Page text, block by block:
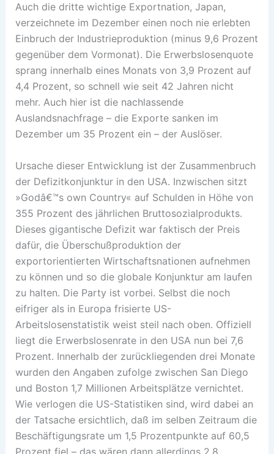
Auch die dritte wichtige Exportnation, Japan,
verzeichnete im Dezember einen noch nie erlebten
Einbruch der Industrieproduktion (minus 9,6 Prozent
gegenüber dem Vormonat). Die Erwerbslosenquote
sprang innerhalb eines Monats von 3,9 Prozent auf
4,4 Prozent, so schnell wie seit 42 Jahren nicht
mehr. Auch hier ist die nachlassende
Auslandsnachfrage – die Exporte sanken im
Dezember um 35 Prozent ein – der Auslöser.
Ursache dieser Entwicklung ist der Zusammenbruch
der Defizitkonjunktur in den USA. Inzwischen sitzt
»Godâ€™s own Country« auf Schulden in Höhe von
355 Prozent des jährlichen Bruttosozialprodukts.
Dieses gigantische Defizit war faktisch der Preis
dafür, die Überschußproduktion der
exportorientierten Wirtschaftsnationen aufnehmen
zu können und so die globale Konjunktur am laufen
zu halten. Die Party ist vorbei. Selbst die noch
eifriger als in Europa frisierte US-
Arbeitslosenstatistik weist steil nach oben. Offiziell
liegt die Erwerbslosenrate in den USA nun bei 7,6
Prozent. Innerhalb der zurückliegenden drei Monate
wurden den Angaben zufolge zwischen San Diego
und Boston 1,7 Millionen Arbeitsplätze vernichtet.
Wie verlogen die US-Statistiken sind, wird dabei an
der Tatsache ersichtlich, daß im selben Zeitraum die
Beschäftigungsrate um 1,5 Prozentpunkte auf 60,5
Prozent fiel – das wären dann allerdings 2,8